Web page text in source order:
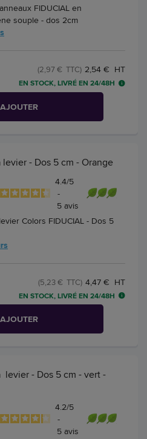
FIDUCIAL en
souple - dos 2cm
2,54 € HT
(2,97 € TTC)
EN STOCK, LIVRÉ EN 24/48H
AJOUTER
levier - Dos 5 cm - Orange
4.4/5
-
5 avis
Colors FIDUCIAL - Dos 5
4,47 € HT
(5,23 € TTC)
EN STOCK, LIVRÉ EN 24/48H
AJOUTER
levier - Dos 5 cm - vert -
4.2/5
-
5 avis